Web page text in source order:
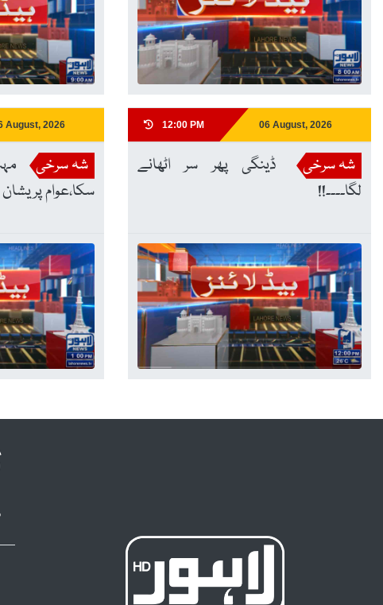
12:00 PM 06 August, 2026
شہ سرخی
ڈینگی پھر سر اٹھانے
لگا۔۔۔۔!!
August, 2026
شہ سرخی
سکا،عوام پریشان